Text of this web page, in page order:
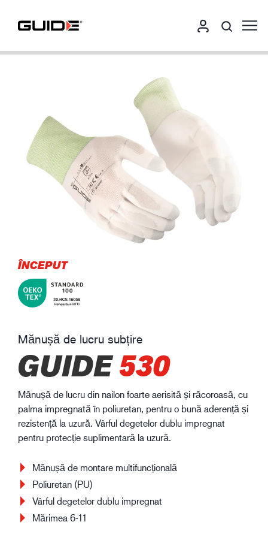
ÎNCEPUT
Mănușă de lucru subțire
GUIDE530
Mănușă de lucru din nailon foarte aerisită și răcoroasă, cu
palma impregnată în poliuretan, pentru o bună aderență și
rezistență la uzură. Vârful degetelor dublu impregnat
pentru protecție suplimentară la uzură.
Mănușă de montare multifuncțională
Poliuretan (PU)
Vârful degetelor dublu impregnat
Mărimea 6-11